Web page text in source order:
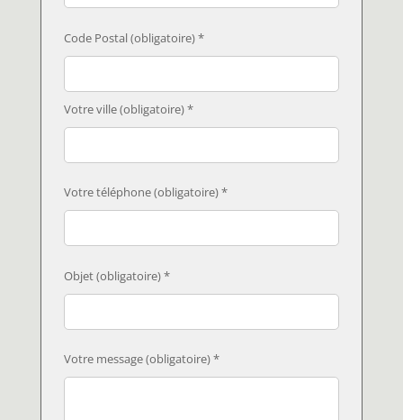
Code Postal (obligatoire) *
Votre ville (obligatoire) *
Votre téléphone (obligatoire) *
Objet (obligatoire) *
Votre message (obligatoire) *